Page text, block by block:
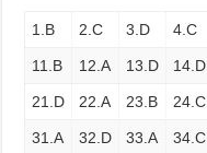
1.B 2.C 3.D 4.C
11.B 12.A 13.D 14.D
21.D 22.A 23.B 24.C
31.A 32.D 33.A 34.C